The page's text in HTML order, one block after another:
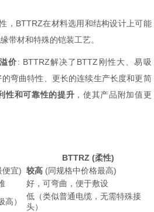
，BTTRZ在材料选用和结构设计上可能
带材和特殊的铠装工艺。
价: BTTRZ解决了BTTZ刚性大、易吸
弯曲特性、更长的连续生产长度和更简
性和可靠性的提升 ，使其产品附加值更
BTTRZ (柔性)
便宜) 较高 (同规格中价格最高)
好，可弯曲，便于敷设
）
低（类似普通电缆，无需特殊接
头）